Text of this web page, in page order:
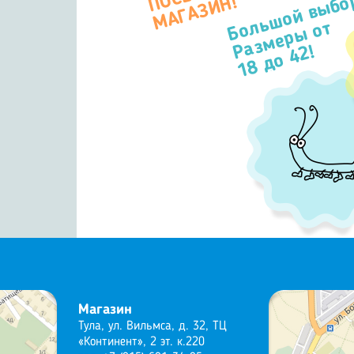
П
Н!Большой
Размеры от
18 до 42!
Магазин
Тула, ул. Вильмса, д. 32, ТЦ
«Континент», 2 эт. к.220